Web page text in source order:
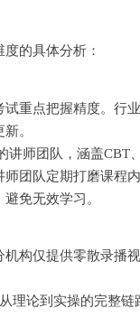
的具体分析：
重点把握精度。行
。
讲师团队，涵盖CBT
团队定期打磨课程
免无效学习。
构仅提供零散录播
理论到实操的完整链